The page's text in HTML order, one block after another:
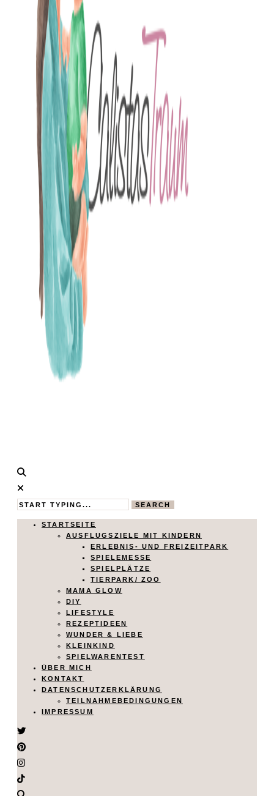
Calistas
Traum
MAMABLOG
SEARCH
STARTSEITE
AUSFLUGSZIELE MIT KINDERN
ERLEBNIS- UND FREIZEITPARK
SPIELEMESSE
SPIELPLÄTZE
TIERPARK/ ZOO
MAMA GLOW
DIY
LIFESTYLE
REZEPTIDEEN
WUNDER & LIEBE
KLEINKIND
SPIELWARENTEST
ÜBER MICH
KONTAKT
DATENSCHUTZERKLÄRUNG
TEILNAHMEBEDINGUNGEN
IMPRESSUM